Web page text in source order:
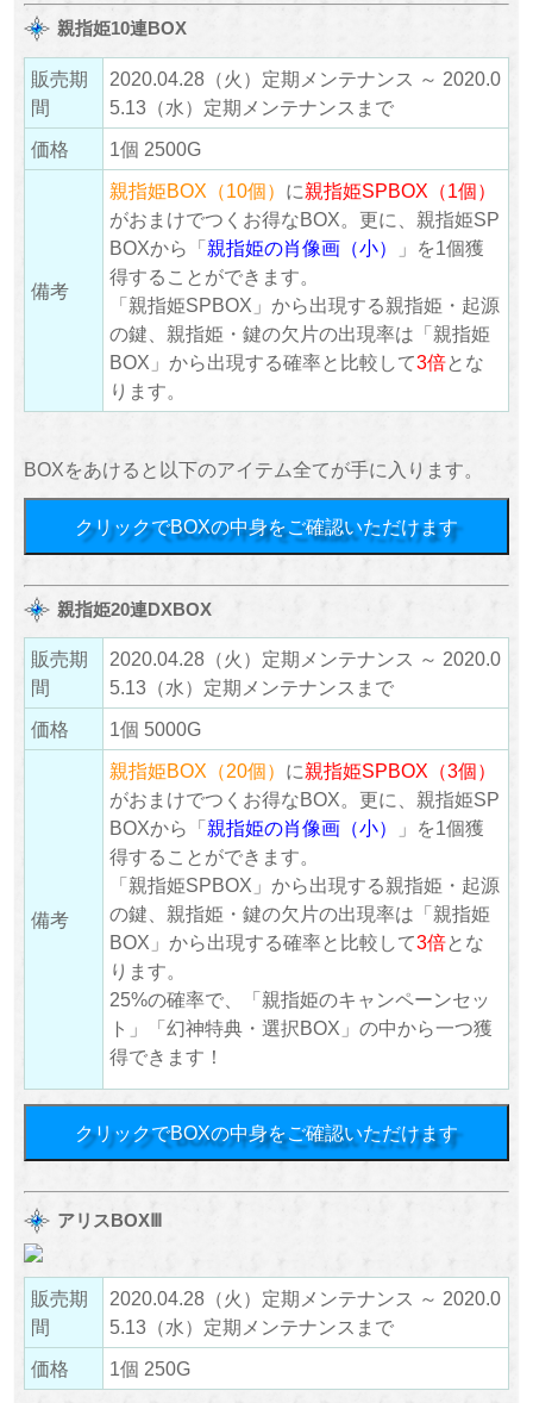
親指姫10連BOX
販売期
間
2020.04.28（火）定期メンテナンス ～ 2020.0
5.13（水）定期メンテナンスまで
価格
1個 2500G
備考
親指姫BOX（10個） に親指姫SPBOX（1個）
がおまけでつくお得なBOX。更に、親指姫SP
BOXから「親指姫の肖像画（小）
」を1個獲
得することができます。
「親指姫SPBOX」から出現する親指姫・起源
の鍵、親指姫・鍵の欠片の出現率は「親指姫
BOX」から出現する確率と比較して3倍とな
ります。
BOXをあけると以下のアイテム全てが手に入ります。
クリックでBOXの中身をご確認いただけます
親指姫20連DXBOX
販売期
間
2020.04.28（火）定期メンテナンス ～ 2020.0
5.13（水）定期メンテナンスまで
価格
1個 5000G
備考
親指姫BOX（20個） に親指姫SPBOX（3個）
がおまけでつくお得なBOX。更に、親指姫SP
BOXから「親指姫の肖像画（小）
」を1個獲
得することができます。
「親指姫SPBOX」から出現する親指姫・起源
の鍵、親指姫・鍵の欠片の出現率は「親指姫
BOX」から出現する確率と比較して3倍とな
ります。
25%の確率で、「親指姫のキャンペーンセッ
ト」「幻神特典・選択BOX」の中から一つ獲
得できます！
クリックでBOXの中身をご確認いただけます
アリスBOXⅢ
販売期
間
2020.04.28（火）定期メンテナンス ～ 2020.0
5.13（水）定期メンテナンスまで
価格
1個 250G